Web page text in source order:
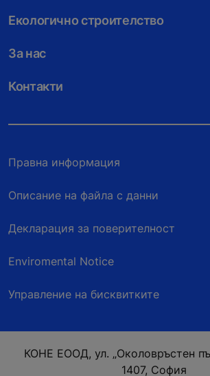
Екологично строителство
За нас
Контакти
Правна информация
Описание на файла с данни
Декларация за поверителност
Enviromental Notice
Управление на бисквитките
КОНЕ ЕООД, ул. „Околовръстен
1407, София